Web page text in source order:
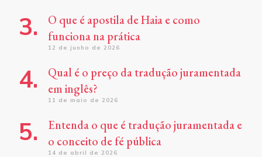
O que é apostila de Haia e como
funciona na prática
12 de junho de 2026
Qual é o preço da tradução juramentada
em inglês?
11 de maio de 2026
Entenda o que é tradução juramentada e
o conceito de fé pública
14 de abril de 2026